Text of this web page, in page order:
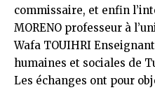
commissaire, et enfin
MORENO professeur à
Wafa TOUIHRI
humaines et sociales de
Les échanges ont pour